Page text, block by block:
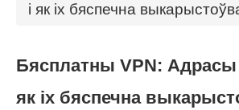
і як іх бяспечна
Бясплатны VPN: Адрасы
як іх бяспечна